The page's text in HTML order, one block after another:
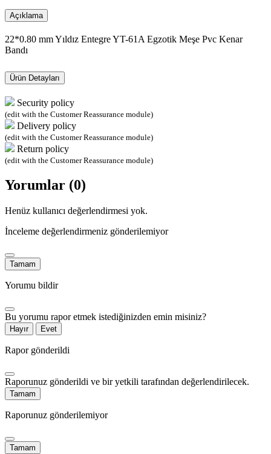
Açıklama
22*0.80 mm Yıldız Entegre YT-61A Egzotik Meşe Pvc Kenar
Bandı
Ürün Detayları
Security policy
(edit with the Customer Reassurance module)
Delivery policy
(edit with the Customer Reassurance module)
Return policy
(edit with the Customer Reassurance module)
Yorumlar (0)
Henüz kullanıcı değerlendirmesi yok.
İnceleme değerlendirmeniz gönderilemiyor
Tamam
Yorumu bildir
Bu yorumu rapor etmek istediğinizden emin misiniz?
Hayır Evet
Rapor gönderildi
Raporunuz gönderildi ve bir yetkili tarafından değerlendirilecek.
Tamam
Raporunuz gönderilemiyor
Tamam